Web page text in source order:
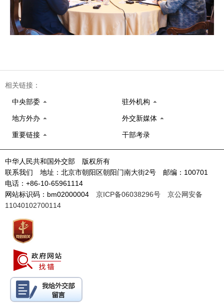
相关链接：
中央部委 驻外机构
地方外办 外交新媒体
重要链接 干部考录
中华人民共和国外交部 版权所有
联系我们 地址：北京市朝阳区朝阳门南大街2号 邮编：100701
电话：+86-10-65961114
网站标识码：bm02000004 京ICP备06038296号
京公网安备
11040102700114